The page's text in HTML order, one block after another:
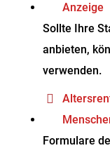
Anzeige
Sollte Ihre
anbieten,
verwenden.
Formulare